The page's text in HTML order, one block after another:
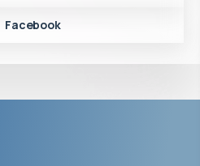
Facebook